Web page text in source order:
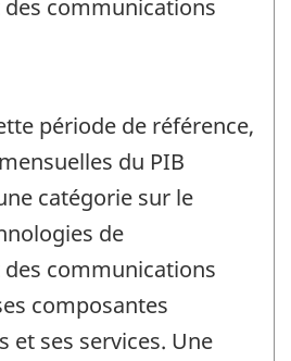
communications
période de référence,
du PIB
catégorie sur le
de
communications
composantes
et ses services. Une